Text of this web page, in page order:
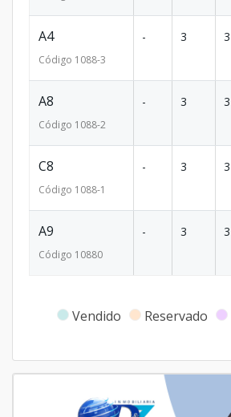
A4
Código 1088-3
- 3 3
A8
Código 1088-2
- 3 3
C8
Código 1088-1
- 3 3
A9
Código 10880
- 3 3
Vendido Reservado